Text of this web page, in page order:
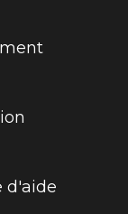
d'aide